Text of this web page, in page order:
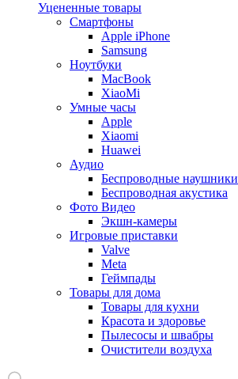
Уцененные товары
Cмартфоны
Apple iPhone
Samsung
Ноутбуки
MacBook
XiaoMi
Умные часы
Apple
Xiaomi
Huawei
Аудио
Беспроводные наушники
Беспроводная акустика
Фото Видео
Экшн-камеры
Игровые приставки
Valve
Meta
Геймпады
Товары для дома
Товары для кухни
Красота и здоровье
Пылесосы и швабры
Очистители воздуха